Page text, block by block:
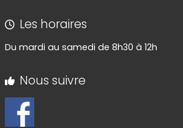
Les horaires
Du mardi au samedi de 8h30 à 12h
Nous suivre